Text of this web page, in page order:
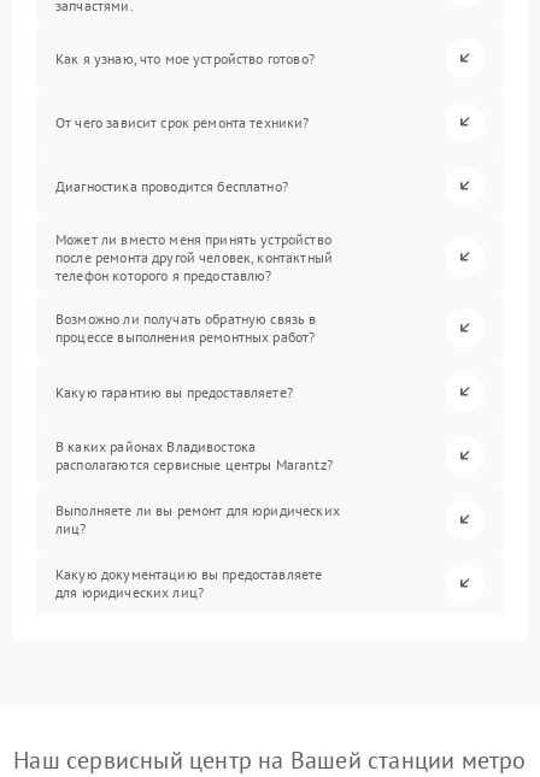
запчастями.
Как я узнаю, что мое устройство готово?
От чего зависит срок ремонта техники?
Диагностика проводится бесплатно?
Может ли вместо меня принять устройство
после ремонта другой человек, контактный
телефон которого я предоставлю?
Возможно ли получать обратную связь в
процессе выполнения ремонтных работ?
Какую гарантию вы предоставляете?
В каких районах Владивостока
располагаются сервисные центры Marantz?
Выполняете ли вы ремонт для юридических
лиц?
Какую документацию вы предоставляете
для юридических лиц?
Наш сервисный центр на Вашей станции метро